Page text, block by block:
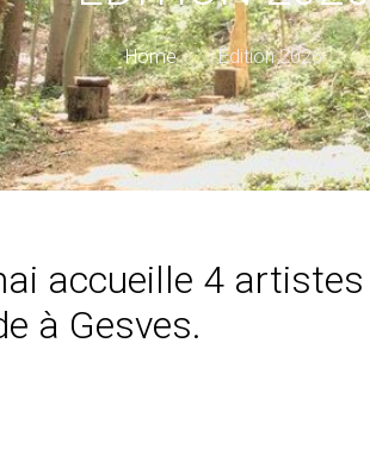
Home Edition 2026
accueille 4
à Gesves.